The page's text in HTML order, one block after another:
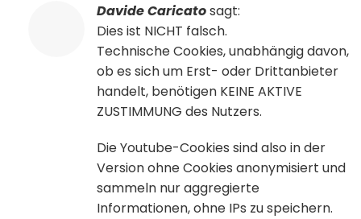
Davide Caricatosagt:
Dies ist NICHT falsch.
Technische Cookies, unabhängig davon,
ob es sich um Erst- oder Drittanbieter
handelt, benötigen KEINE AKTIVE
ZUSTIMMUNG des Nutzers.
Die Youtube-Cookies sind also in der
Version ohne Cookies anonymisiert und
sammeln nur aggregierte
Informationen, ohne IPs zu speichern.